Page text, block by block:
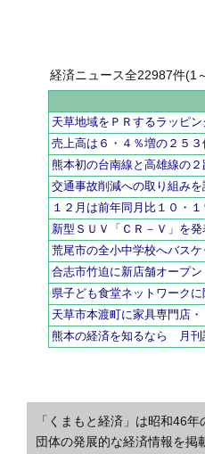
経済ニュース全22987件(1
天草地域をＰＲするラッピ
売上高は６・４％増の２５
熊本初の台南線と高雄線の
交通事故削減への取り組み
１２月は前年同月比１０・
新型ＳＵＶ「ＣＲ－Ｖ」を
荒尾市の全小中学校へバス
合志市竹迫に新店舗オープ
県子ども食堂ネットワーク
天草市本渡町に家具専門店・
熊本の経済を知るなら 月刊
「くまもと経済」は昭和46
団体の発展的な経済情報を掲